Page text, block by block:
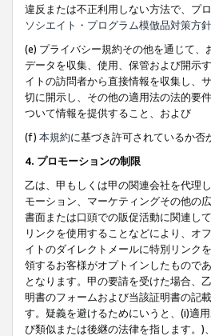
違反または不正利用しない方法で、プ
ソシエイト・プログラム模倣品対策方針
(e) プライバシー規約その他を通じて
データを収集、使用、保管および開示
イトの訪問者から直接情報を収集し、
切に開示し、その他の適用法の法的要
ついて情報を提供すること、および
(f) 本規約に基づき許可されているか
4. プロモーションの制限
乙は、甲もしくは甲の関連会社を代理
モーション、マーケティングその他の
書面または口頭での販促活動に関連し
リンクを使用することなどにより、オ
イトのダイレクトメールに特別リンク
領するお客様がオプトインしたもので
となります。甲の要請を受けた場合、
明書のフォームおよび当該証明書の記
す。疑義を避けるためにいうと、(i)適
び類似または後継の法律を指します。)